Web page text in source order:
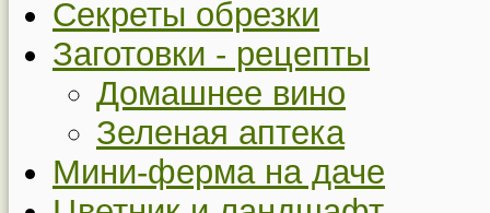
Секреты обрезки
Заготовки - рецепты
Домашнее вино
Зеленая аптека
Мини-ферма на даче